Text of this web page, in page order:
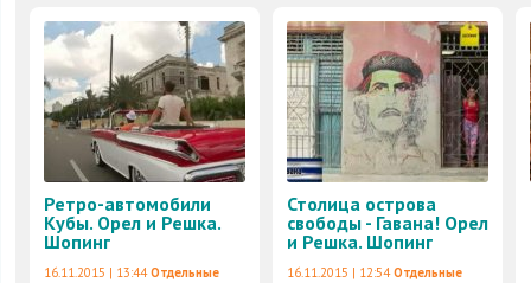
Ретро-автомобили
Кубы. Орел и Решка.
Шопинг
16.11.2015 | 13:44 Отдельные
Столица острова
свободы - Гавана! Орел
и Решка. Шопинг
16.11.2015 | 12:54 Отдельные